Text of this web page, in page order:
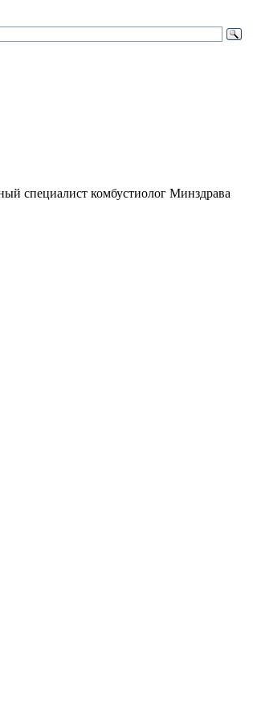
специалист комбустиолог Минздрава